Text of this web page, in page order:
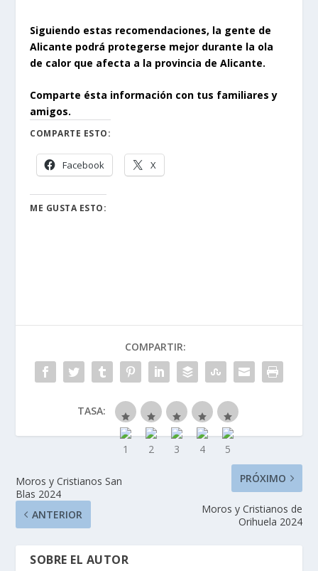
Siguiendo estas recomendaciones, la gente de
Alicante podrá protegerse mejor durante la ola
de calor que afecta a la provincia de Alicante.
Comparte ésta información con tus familiares y
amigos.
COMPARTE ESTO:
Facebook X
ME GUSTA ESTO:
COMPARTIR:
TASA:
Moros y Cristianos San
Blas 2024
ANTERIOR
PRÓXIMO
Moros y Cristianos de
Orihuela 2024
SOBRE EL AUTOR